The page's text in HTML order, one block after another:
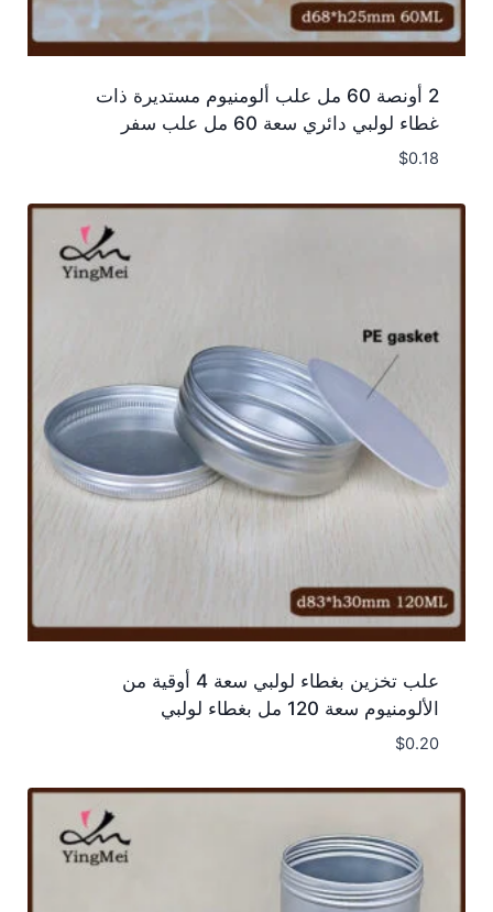
2 أونصة 60 مل علب ألومنيوم مستديرة ذات
غطاء لولبي دائري سعة 60 مل علب سفر
$0.18
علب تخزين بغطاء لولبي سعة 4 أوقية من
الألومنيوم سعة 120 مل بغطاء لولبي
$0.20